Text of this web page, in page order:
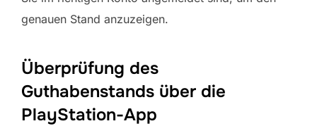
genauen Stand anzuzeigen.
Überprüfung des
Guthabenstands über die
PlayStation-App